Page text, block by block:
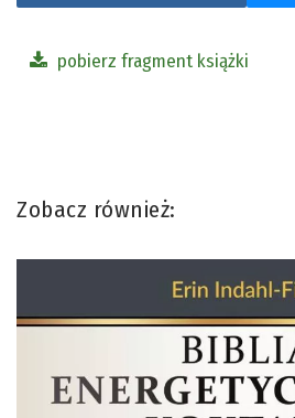
pobierz fragment książki
Zobacz również: